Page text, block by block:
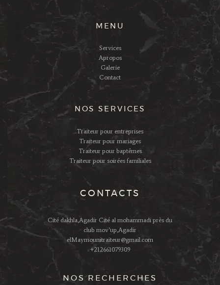
MENU
Services
Apropos
Galerie
Contact
NOS SERVICES
Traiteur pour entreprises
Traiteur pour mariages
Traiteur pour baptêmes
Traiteur pour soirées familiales
CONTACTS
Cité dakhla,Agadir Cité al mohammadi près du
club mov’up,Agadir
elMaymounitraiteur@gmail.com
+212661079309
NOS RECHERCHES